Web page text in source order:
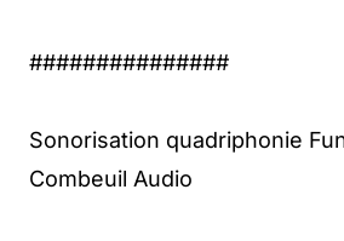
###############
Sonorisation quadriphonie
Combeuil Audio